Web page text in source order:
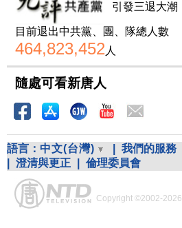
引發三退大潮
目前退出中共黨、團、隊總人數
464,823,452 人
隨處可看新唐人
語言： 中文(台灣) 我們的服務
澄清與更正 倫理委員會
Copyright ©2002-2026